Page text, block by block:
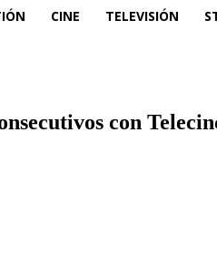
CINE TELEVISIÓN
con